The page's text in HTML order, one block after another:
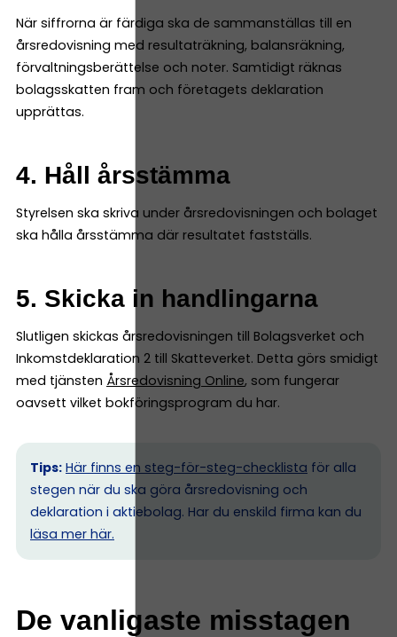
När siffrorna är färdiga ska de sammanställas till en
årsredovisning med resultaträkning, balansräkning,
förvaltningsberättelse och noter. Samtidigt räknas
bolagsskatten fram och företagets deklaration
upprättas.
4. Håll årsstämma
Styrelsen ska skriva under årsredovisningen och bolaget
ska hålla årsstämma där resultatet fastställs.
5. Skicka in handlingarna
Slutligen skickas årsredovisningen till Bolagsverket och
Inkomstdeklaration 2 till Skatteverket. Detta görs smidigt
med tjänsten Årsredovisning Online, som fungerar
oavsett vilket bokföringsprogram du har.
Tips: Här finns en steg-för-steg-checklista för alla
stegen när du ska göra årsredovisning och
deklaration i aktiebolag. Har du enskild firma kan du
läsa mer här.
De vanligaste misstagen